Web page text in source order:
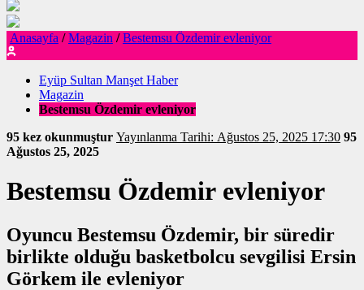
Anasayfa / Magazin / Bestemsu Özdemir evleniyor
Eyüp Sultan Manşet Haber
Magazin
Bestemsu Özdemir evleniyor
95 kez okunmuştur
Yayınlanma Tarihi: Ağustos 25, 2025 17:30 95
Ağustos 25, 2025
Bestemsu Özdemir evleniyor
Oyuncu Bestemsu Özdemir, bir süredir
birlikte olduğu basketbolcu sevgilisi Ersin
Görkem ile evleniyor